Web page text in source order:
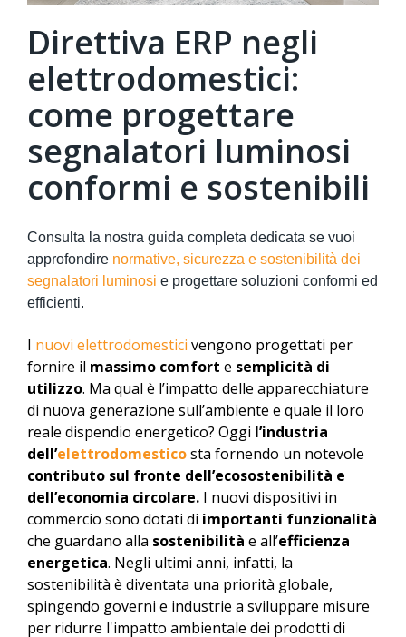
Direttiva ERP negli
elettrodomestici:
come progettare
segnalatori luminosi
conformi e sostenibili
Consulta la nostra guida completa dedicata se vuoi
approfondire normative, sicurezza e sostenibilità dei
segnalatori luminosi e progettare soluzioni conformi ed
efficienti.
I nuovi elettrodomestici vengono progettati per
fornire il massimo comfort e semplicità di
utilizzo. Ma qual è l’impatto delle apparecchiature
di nuova generazione sull’ambiente e quale il loro
reale dispendio energetico? Oggi l’industria
dell’elettrodomesticosta fornendo un notevole
contributo sul fronte dell’ecosostenibilità e
dell’economia circolare. I nuovi dispositivi in
commercio sono dotati di importanti funzionalità
che guardano alla sostenibilità e all’efficienza
energetica. Negli ultimi anni, infatti, la
sostenibilità è diventata una priorità globale,
spingendo governi e industrie a sviluppare misure
per ridurre l'impatto ambientale dei prodotti di